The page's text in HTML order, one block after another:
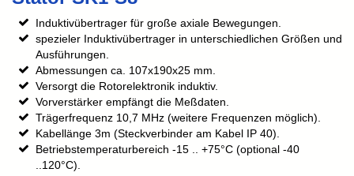
Induktivübertrager für große axiale Bewegungen.
spezieler Induktivübertrager in unterschiedlichen Größen und
Ausführungen.
Abmessungen ca. 107x190x25 mm.
Versorgt die Rotorelektronik induktiv.
Vorverstärker empfängt die Meßdaten.
Trägerfrequenz 10,7 MHz (weitere Frequenzen möglich).
Kabellänge 3m (Steckverbinder am Kabel IP 40).
Betriebstemperaturbereich -15 .. +75°C (optional -40
..120°C).